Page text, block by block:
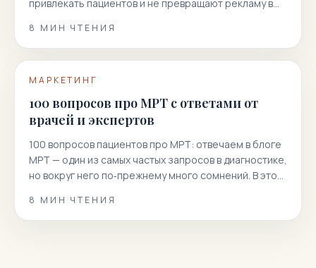
привлекать пациентов и не превращают рекламу в
8 МИН ЧТЕНИЯ
МАРКЕТИНГ
100 вопросов про МРТ с ответами от
врачей и экспертов
100 вопросов пациентов про МРТ: отвечаем в блоге
МРТ — один из самых частых запросов в диагностике,
но вокруг него по‑прежнему много сомнений. В этой
пациентов и даем короткие, точные и полезные
ответы. Вы узнаете, как подготовиться к
8 МИН ЧТЕНИЯ